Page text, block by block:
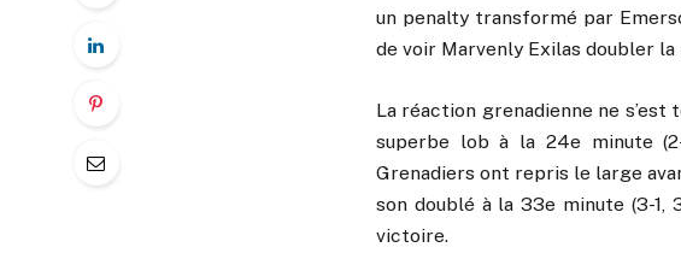
un penalty transformé par
de voir Marvenly Exilas doubler
La réaction grenadienne ne
superbe lob à la 24e minute
Grenadiers ont repris le large
son doublé à la 33e minute (3-
victoire.